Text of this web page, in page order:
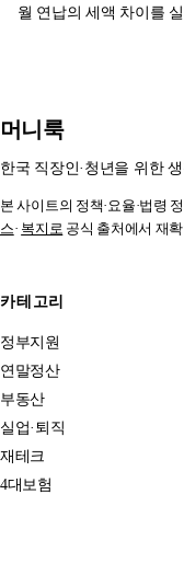
월 연납의 세액 차이를
머니룩
한국 직장인·청년을 위한
본 사이트의 정책·요율·법령
스· 복지로 공식 출처에서 재
카테고리
정부지원
연말정산
부동산
실업·퇴직
재테크
4대보험